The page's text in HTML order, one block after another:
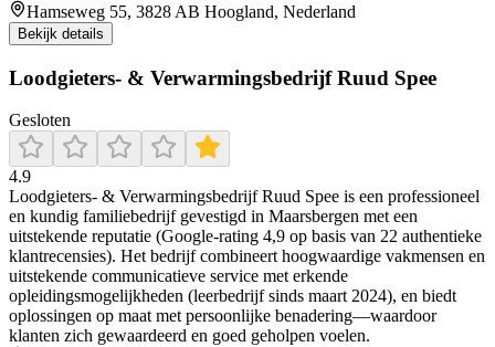
Hamseweg 55, 3828 AB Hoogland, Nederland
Bekijk details
Loodgieters- & Verwarmingsbedrijf Ruud Spee
Gesloten
4.9
Loodgieters- & Verwarmingsbedrijf Ruud Spee is een professioneel
en kundig familiebedrijf gevestigd in Maarsbergen met een
uitstekende reputatie (Google-rating 4,9 op basis van 22 authentieke
klantrecensies). Het bedrijf combineert hoogwaardige vakmensen en
uitstekende communicatieve service met erkende
opleidingsmogelijkheden (leerbedrijf sinds maart 2024), en biedt
oplossingen op maat met persoonlijke benadering—waardoor
klanten zich gewaardeerd en goed geholpen voelen.